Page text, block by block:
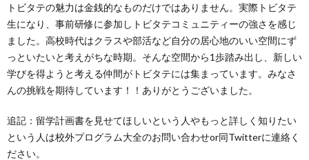
トビタテの魅力は金銭的なものだけではありません。実際トビタテ
生になり、事前研修に参加しトビタテコミュニティーの強さを感じ
ました。高校時代はクラスや部活など自分の居心地のいい空間にず
っといたいと考えがちな時期。そんな空間から1歩踏み出し、新しい
学びを得ようと考える仲間がトビタテには集まっています。みなさ
んの挑戦を期待しています！！ありがとうございました。
追記：留学計画書を見せてほしいという人やもっと詳しく知りたい
という人は校外プログラム大全のお問い合わせor同Twitterに連絡く
ださい。